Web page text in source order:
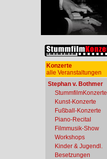
Konzerte
alle Veranstaltungen
Stephan v. Bothmer
StummfilmKonzerte
Kunst-Konzerte
Fußball-Konzerte
Piano-Recital
Filmmusik-Show
Workshops
Kinder & Jugendl.
Besetzungen